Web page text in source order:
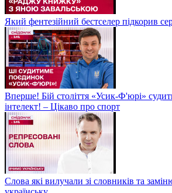
Який фентезійний бестселер підкорив
Вперше! Бій століття «Усик-Ф'юрі»
інтелект! – Цікаво про спорт
Слова які вилучали зі словників та